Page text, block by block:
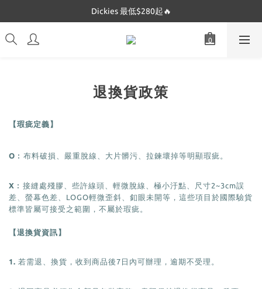
Dickies 最低$280起🔥
Dickies 最低$280起🔥
Mucent 全網最低🔥
退換貨政策
【瑕疵定義】
O ︰布料破損、嚴重脫線、大片髒污、拉鍊壞掉等明顯瑕疵。
X ︰接縫處殘膠、些許線頭、輕微脫線、極小汙點、尺寸2~3cm誤
差、螢幕色差
LOGO輕微歪斜 釦眼未開 等，這些項目於國際驗貨
標準皆屬可接受之範圍，不屬於瑕疵。
【退換貨資訊】
1. 若需退、換貨，收到商品後7日內可辦理，逾期不受理。